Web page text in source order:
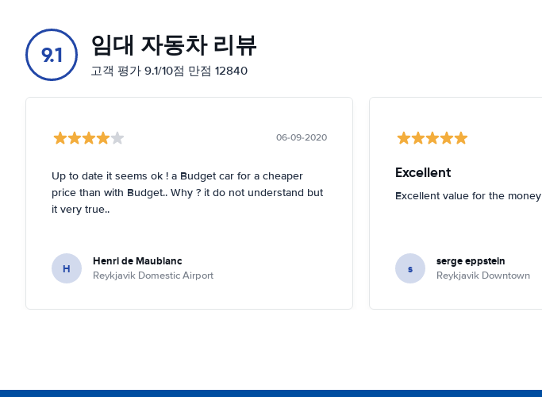
9.1 임대 자동차 리뷰
고객 평가 9.1/10점 만점 12840
06-09-2020
Up to date it seems ok ! a Budget car for a cheaper
price than with Budget.. Why ? it do not understand but
it very true..
H Henri de Maublanc
Reykjavik Domestic Airport
Excellent
Excellent value for the money
s serge eppstein
Reykjavik Downtown